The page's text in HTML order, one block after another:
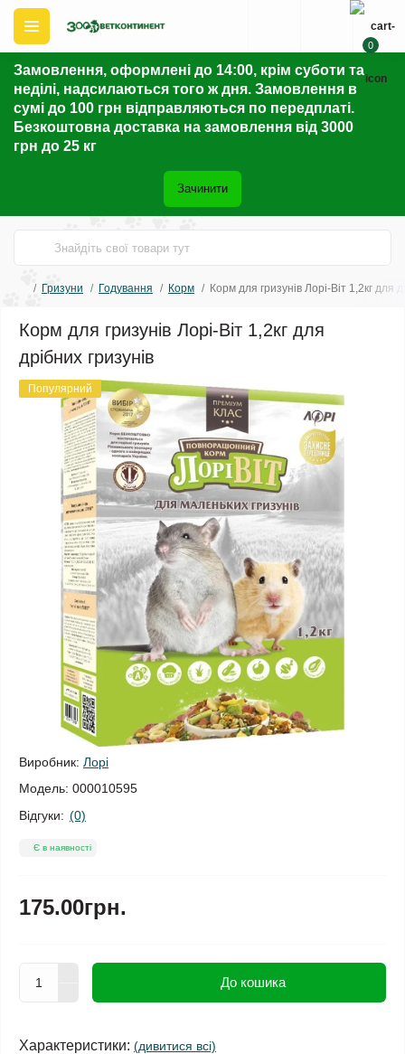
Замовлення, оформлені до 14:00, крім суботи та
неділі, надсилаються того ж дня. Замовлення в
сумі до 100 грн відправляються по передплаті.
Безкоштовна доставка на замовлення від 3000
грн до 25 кг
Зачинити
0
Гризуни Годування Корм Корм для гризунів Лорі-Віт 1,2кг для
Корм для гризунів Лорі-Віт 1,2кг для
дрібних гризунів
Популярний
Виробник: Лорі
Модель: 000010595
Відгуки: (0)
Є в наявності
175.00грн.
До кошика
Характеристики: (дивитися всі)